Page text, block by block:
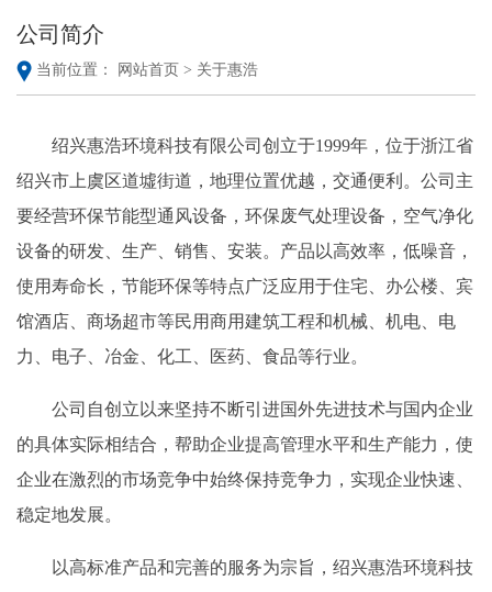
公司简介
当前位置： 网站首页 > 关于惠浩
绍兴惠浩环境科技有限公司创立于1999年，位于浙江省
绍兴市上虞区道墟街道，地理位置优越，交通便利。公司主
要经营环保节能型通风设备，环保废气处理设备，空气净化
设备的研发、生产、销售、安装。产品以高效率，低噪音，
使用寿命长，节能环保等特点广泛应用于住宅、办公楼、宾
馆酒店、商场超市等民用商用建筑工程和机械、机电、电
力、电子、冶金、化工、医药、食品等行业。
公司自创立以来坚持不断引进国外先进技术与国内企业
的具体实际相结合，帮助企业提高管理水平和生产能力，使
企业在激烈的市场竞争中始终保持竞争力，实现企业快速、
稳定地发展。
以高标准产品和完善的服务为宗旨，绍兴惠浩环境科技